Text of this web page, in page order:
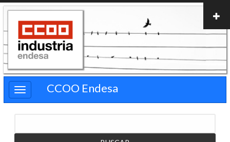
Pasar
contenido
principal
CCOO Endesa